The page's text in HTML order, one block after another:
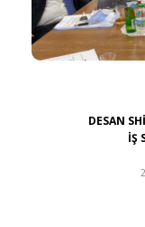
DESAN
İŞ